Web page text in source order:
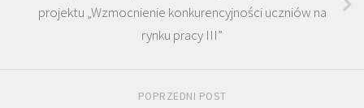
projektu „Wzmocnienie konkurencyjności uczniów na
rynku pracy III”
POPRZEDNI POST